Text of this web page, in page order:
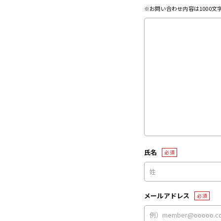
※お問い合わせ内容は1000文
氏名 必須
メールアドレス 必須